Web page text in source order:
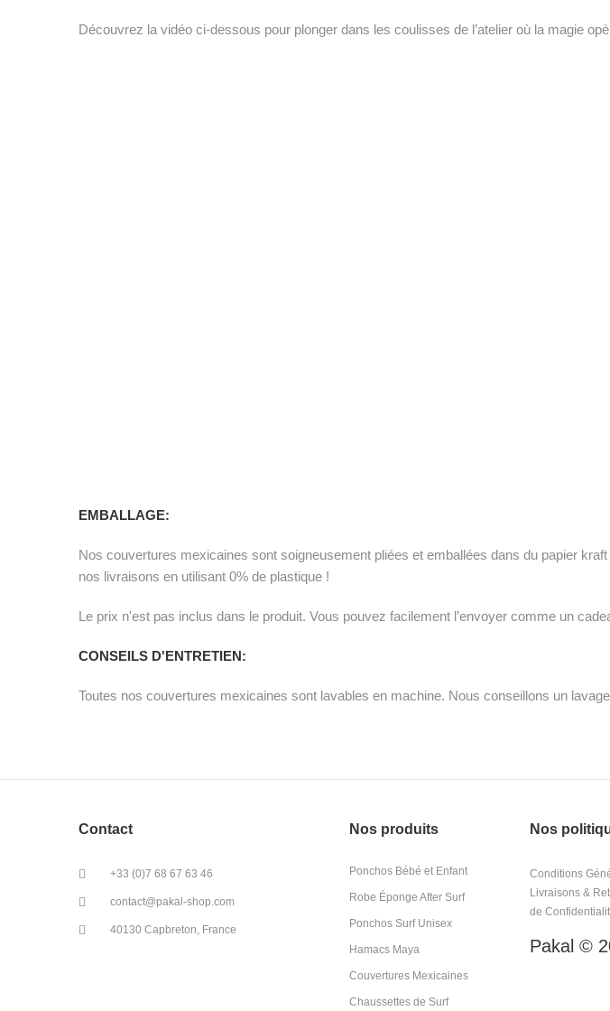
Découvrez la vidéo ci-dessous pour plonger dans les coulisses de l’atelier où la magie
EMBALLAGE:
Nos couvertures mexicaines sont soigneusement pliées et emballées dans du papier
nos livraisons en utilisant 0% de plastique !
Le prix n'est pas inclus dans le produit. Vous pouvez facilement l’envoyer comme un
CONSEILS D'ENTRETIEN:
Toutes nos couvertures mexicaines sont lavables en machine. Nous conseillons un
Contact
+33 (0)7 68 67 63 46
contact@pakal-shop.com
40130 Capbreton, France
Nos produits
Ponchos Bébé et Enfant
Robe Éponge After Surf
Ponchos Surf Unisex
Hamacs Maya
Couvertures Mexicaines
Chaussettes de Surf
Nos
Conditions
Livraisons &
de
Pakal ©